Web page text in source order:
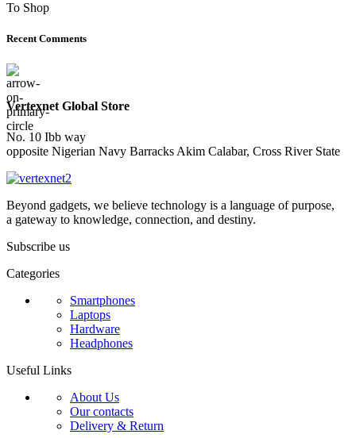
To Shop
Recent Comments
Vertexnet Global Store
No. 10 Ibb way
opposite Nigerian Navy Barracks Akim Calabar, Cross River State
Beyond gadgets, we believe technology is a language of purpose,
a gateway to knowledge, connection, and destiny.
Subscribe us
Categories
Smartphones
Laptops
Hardware
Headphones
Useful Links
About Us
Our contacts
Delivery & Return